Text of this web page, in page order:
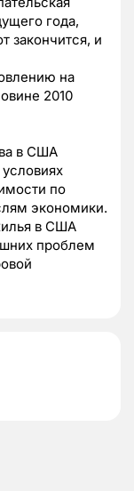
года,
закончится, и
на
2010
в США
по
экономики.
в США
проблем